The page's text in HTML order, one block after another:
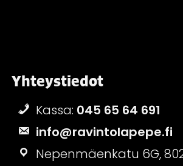
Yhteystiedot
Kassa: 045 65 64 691
info@ravintolapepe.fi
Nepenmäenkatu 6G,